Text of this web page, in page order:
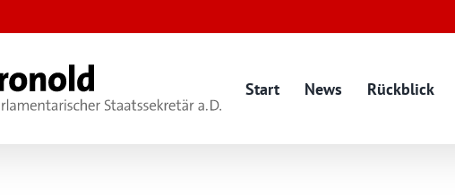
Start News Rückblick